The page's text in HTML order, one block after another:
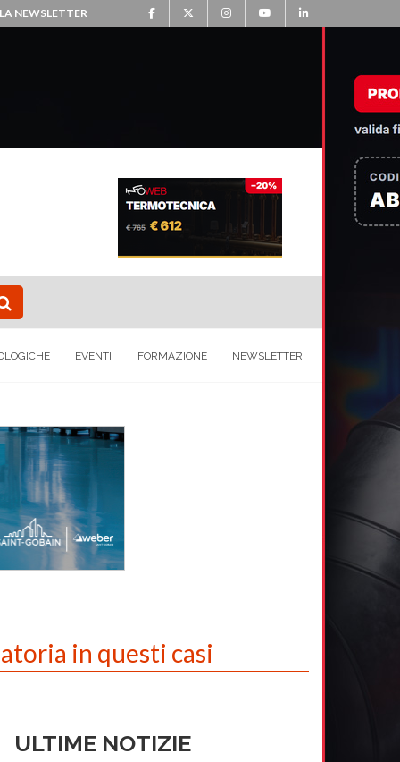
NEWSLETTER
EVENTI FORMAZIONE NEWSLETTER
in questi casi
ULTIME NOTIZIE